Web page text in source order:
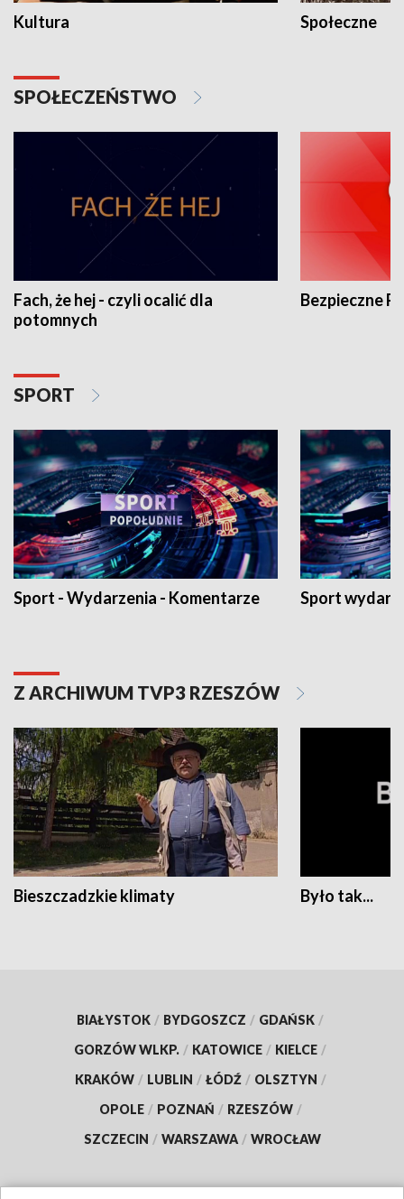
Kultura Społeczne
SPOŁECZEŃSTWO
Fach, że hej - czyli ocalić dla
potomnych
Bezpieczne
SPORT
Sport - Wydarzenia - Komentarze Sport
Z ARCHIWUM TVP3 RZESZÓW
Bieszczadzkie klimaty Było tak...
BIAŁYSTOK / BYDGOSZCZ / GDAŃSK /
GORZÓW WLKP. / KATOWICE / KIELCE /
KRAKÓW / LUBLIN / ŁÓDŹ / OLSZTYN /
OPOLE / POZNAŃ / RZESZÓW /
SZCZECIN / WARSZAWA / WROCŁAW